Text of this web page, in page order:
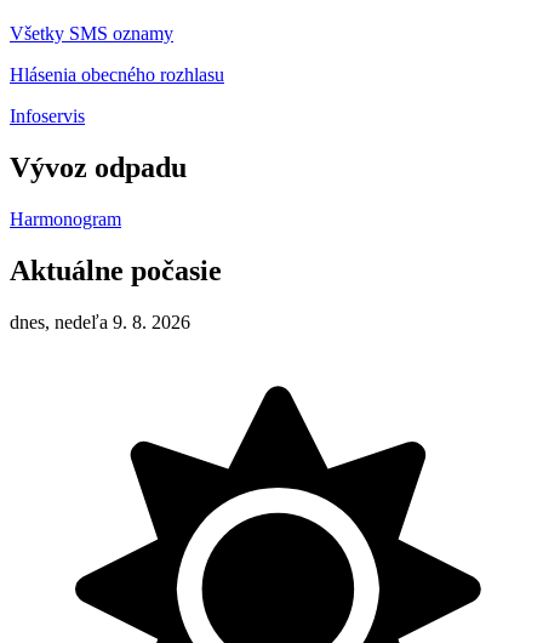
Všetky SMS oznamy
Hlásenia obecného rozhlasu
Infoservis
Vývoz odpadu
Harmonogram
Aktuálne počasie
dnes, nedeľa 9. 8. 2026